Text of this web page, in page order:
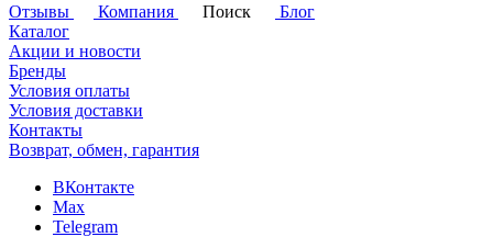
Отзывы
Компания Поиск
Блог
Каталог
Акции и новости
Бренды
Условия оплаты
Условия доставки
Контакты
Возврат, обмен, гарантия
ВКонтакте
Max
Telegram